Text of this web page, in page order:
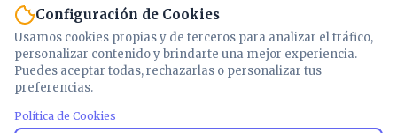
Configuración de Cookies
Usamos cookies propias y de terceros para analizar el tráfico,
personalizar contenido y brindarte una mejor experiencia.
Puedes aceptar todas, rechazarlas o personalizar tus
preferencias.
Política de Cookies